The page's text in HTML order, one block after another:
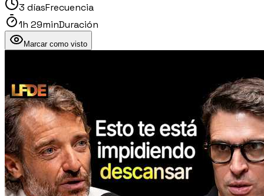
3 díasFrecuencia
1h 29minDuración
Marcar como visto